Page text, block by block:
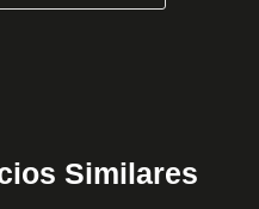
Similares